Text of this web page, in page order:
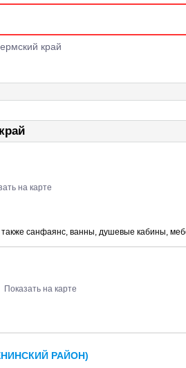
край
на карте
также санфаянс, ванны, душевые кабины,
Показать на карте
РАЙОН)